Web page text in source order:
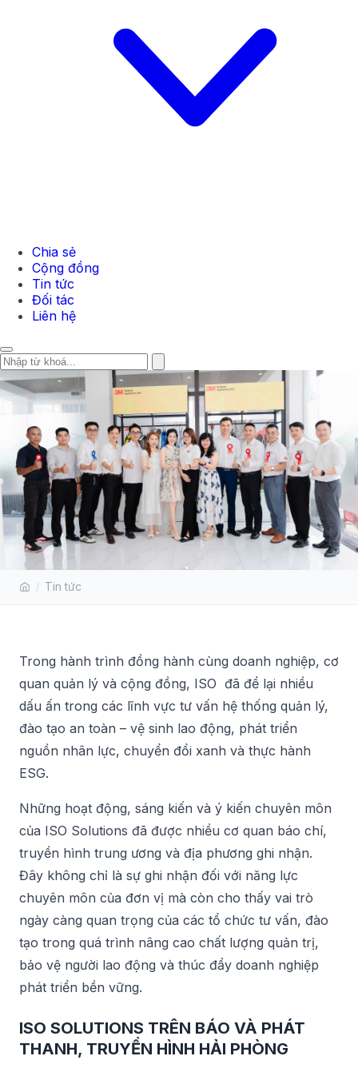
Chia sẻ
Cộng đồng
Tin tức
Đối tác
Liên hệ
BÁO CHÍ, TRUYỀN HÌNH NÓI GÌ
Tin tức
Trong hành trình đồng hành cùng doanh nghiệp, cơ
quan quản lý và cộng đồng, ISO đã để lại nhiều
dấu ấn trong các lĩnh vực tư vấn hệ thống quản lý,
đào tạo an toàn – vệ sinh lao động, phát triển
nguồn nhân lực, chuyển đổi xanh và thực hành
ESG.
Những hoạt động, sáng kiến và ý kiến chuyên môn
của ISO Solutions đã được nhiều cơ quan báo chí,
truyền hình trung ương và địa phương ghi nhận.
Đây không chỉ là sự ghi nhận đối với năng lực
chuyên môn của đơn vị mà còn cho thấy vai trò
ngày càng quan trọng của các tổ chức tư vấn, đào
tạo trong quá trình nâng cao chất lượng quản trị,
bảo vệ người lao động và thúc đẩy doanh nghiệp
phát triển bền vững.
ISO SOLUTIONS TRÊN BÁO VÀ PHÁT
THANH, TRUYỀN HÌNH HẢI PHÒNG